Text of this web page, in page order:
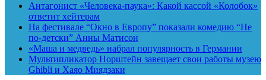
Антагонист «Человека-паука»: Какой кассой «Колобок»
ответит хейтерам
На фестивале “Окно в Европу” показали комедию “Не
по-детски” Анны Матисон
«Маша и медведь» набрал популярность в Германии
Мультипликатор Норштейн завещает свои работы музею
Ghibli и Хаяо Миядзаки